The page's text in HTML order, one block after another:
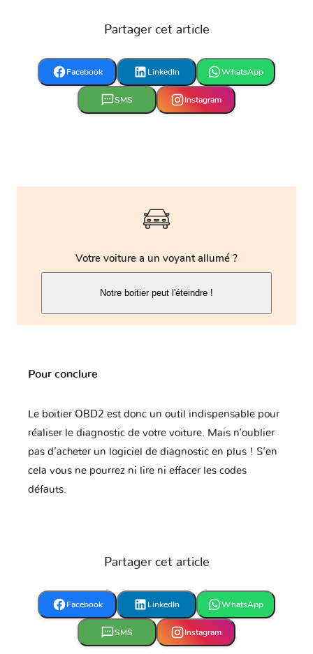
Partager cet article
Facebook LinkedIn WhatsApp
SMS Instagram
Votre voiture a un voyant allumé ?
Notre boitier peut l'éteindre !
Pour conclure
Le boitier OBD2 est donc un outil indispensable pour
réaliser le diagnostic de votre voiture. Mais n’oublier
pas d’acheter un logiciel de diagnostic en plus ! S’en
cela vous ne pourrez ni lire ni effacer les codes
défauts.
Partager cet article
Facebook LinkedIn WhatsApp
SMS Instagram